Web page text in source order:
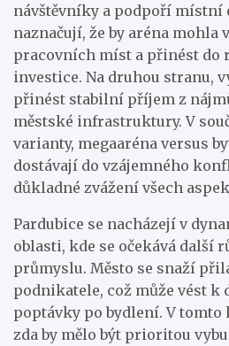
návštěvníky a podpoří místní
naznačují, že by aréna mohla
pracovních míst a přinést do
investice. Na druhou stranu,
přinést stabilní příjem z
městské infrastruktury. V
varianty, megaaréna versus
dostávají do vzájemného
důkladné zvážení všech
Pardubice se nacházejí v
oblasti, kde se očekává další
průmyslu. Město se snaží
podnikatele, což může vést k
poptávky po bydlení. V tomto
zda by mělo být prioritou